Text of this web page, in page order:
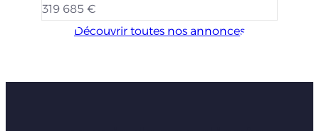
319 685 €
Découvrir toutes nos annonces